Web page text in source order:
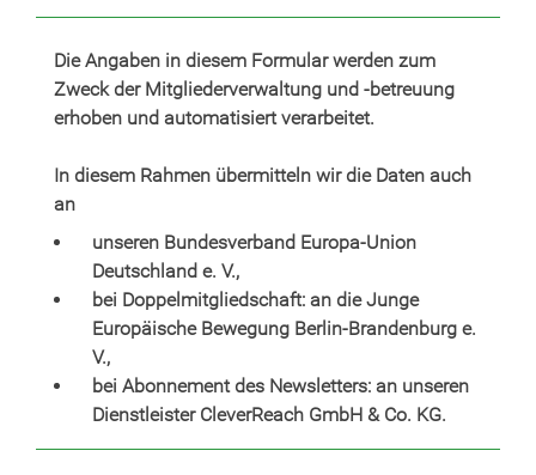
Die Angaben in diesem Formular werden zum
Zweck der Mitgliederverwaltung und -betreuung
erhoben und automatisiert verarbeitet.
In diesem Rahmen übermitteln wir die Daten auch
an
unseren Bundesverband Europa-Union
Deutschland e. V.,
bei Doppelmitgliedschaft: an die Junge
Europäische Bewegung Berlin-Brandenburg e.
V.,
bei Abonnement des Newsletters: an unseren
Dienstleister CleverReach GmbH & Co. KG.